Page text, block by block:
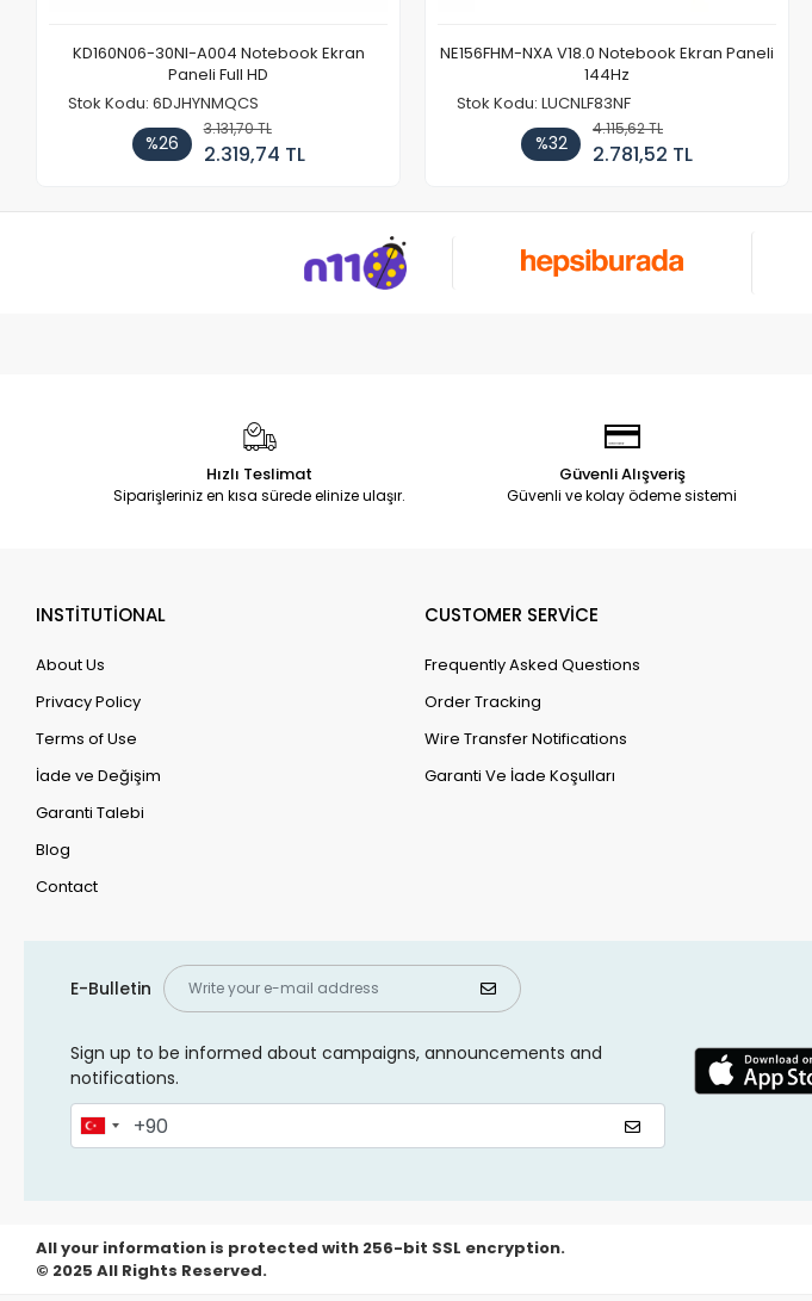
KD160N06-30NI-A004 Notebook Ekran
Paneli Full HD
Stok Kodu: 6DJHYNMQCS
%26
3.131,70 TL
2.319,74 TL
NE156FHM-NXA V18.0 Notebook Ekran Paneli
144Hz
Stok Kodu: LUCNLF83NF
%32
4.115,62 TL
2.781,52 TL
Hızlı Teslimat
Siparişleriniz en kısa sürede elinize ulaşır.
Güvenli Alışveriş
Güvenli ve kolay ödeme sistemi
INSTİTUTİONAL
About Us
Privacy Policy
Terms of Use
İade ve Değişim
Garanti Talebi
Blog
Contact
CUSTOMER SERVİCE
Frequently Asked Questions
Order Tracking
Wire Transfer Notifications
Garanti Ve İade Koşulları
E-Bulletin
Sign up to be informed about campaigns, announcements and
notifications.
All your information is protected with 256-bit SSL encryption.
© 2025 All Rights Reserved.